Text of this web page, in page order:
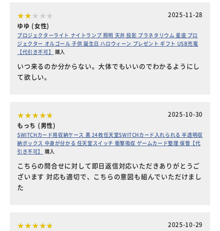
2025-11-28
ゆゆ (女性)
プロジェクターライト ナイトランプ 照明 天井 投影 プラネタリウム 星座 プロ
ジェクター オルゴール 子供 誕生日 ハロウィーン プレゼント ギフト USB充電
【代引き不可】 購入
いつ来るのか分からない。大体でもいいのでわかるようにし
て欲しい。
2025-10-30
もっち (男性)
SWITCHカード用収納ケース 黒 24枚任天堂SWITCHカード入れられる 半透明収
納ボックス 中身が分かる 任天堂スイッチ 衝撃吸収 ゲームカード整理 保管【代
引き不可】
購入
こちらの問合せに対して即日返信対応いただきありがとうご
ざいます 対応も適切で、こちらの意図も組んでいただけまし
た
2025-10-29